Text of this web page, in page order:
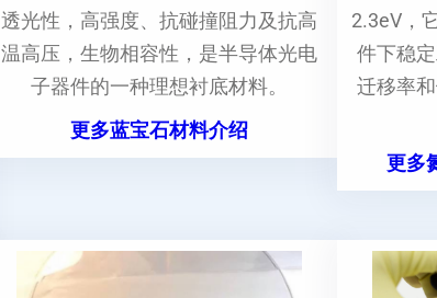
透光性，高强度、抗碰撞阻力及抗高
温高压，生物相容性，是半导体光电
子器件的一种理想衬底材料。
更多蓝宝石材料介绍
2.3eV，
件下稳
迁移率
更多